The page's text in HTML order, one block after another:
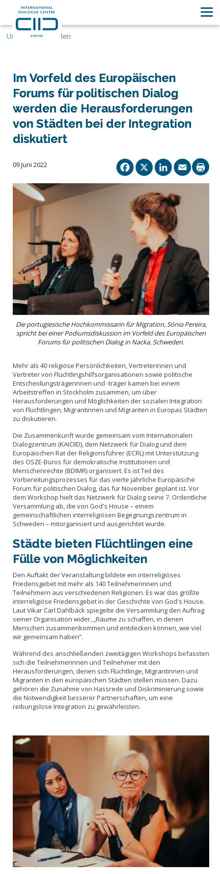
Unsere Geschichten
Im Vorfeld des Europäischen
Forums für politischen Dialog
werden die Herausforderungen
von Städten bei der Integration
diskutiert
09 Juni 2022 Facebook
X
Die portugiesische Hochkommissarin für Migration, Sónia Pereira,
spricht bei einer Podiumsdiskussion im Vorfeld des Europäischen
Forums für politischen Dialog in Nacka, Schweden.
Mehr als 40 religiöse Persönlichkeiten, Vertreterinnen und
Vertreter von Flüchtlingshilfsorganisationen sowie politische
Entscheidungsträgerinnen und -träger kamen bei einem
Arbeitstreffen in Stockholm zusammen, um über
Herausforderungen und Möglichkeiten der sozialen Integration
von Flüchtlingen, Migrantinnen und Migranten in Europas Städten
zu diskutieren.
Die Zusammenkunft wurde gemeinsam vom Internationalen
Dialogzentrum (KAICIID), dem Netzwerk für Dialog und dem
Europäischen Rat der Religionsführer (ECRL) mit Unterstützung
des OSZE-Büros für demokratische Institutionen und
Menschenrechte (BDIMR) organisiert. Es ist Teil des
Vorbereitungsprozesses für das vierte jährliche Europäische
Forum für politischen Dialog, das für November geplant ist. Vor
dem Workshop hielt das Netzwerk für Dialog seine 7. Ordentliche
Versammlung ab, die von God's House – einem
gemeinschaftlichen interreligiösen Begegnungszentrum in
Schweden – mitorganisiert und ausgerichtet wurde.
Städte bieten Flüchtlingen eine
Fülle von Möglichkeiten
Den Auftakt der Veranstaltung bildete ein interreligiöses
Friedensgebet mit mehr als 140 Teilnehmerinnen und
Teilnehmern aus verschiedenen Religionen. Es war das größte
interreligiöse Friedensgebet in der Geschichte von God's House.
Laut Vikar Carl Dahlbäck spiegelte die Versammlung den Auftrag
seiner Organisation wider, „Räume zu schaffen, in denen
Menschen zusammenkommen und entdecken können, wie viel
wir gemeinsam haben“.
Während des anschließenden zweitägigen Workshops befassten
sich die Teilnehmerinnen und Teilnehmer mit den
Herausforderungen, denen sich Flüchtlinge, Migrantinnen und
Migranten in den europäischen Städten stellen müssen. Dazu
gehören die Zunahme von Hassrede und Diskriminierung sowie
die Notwendigkeit besserer Partnerschaften, um eine
reibungslose Integration zu gewährleisten.